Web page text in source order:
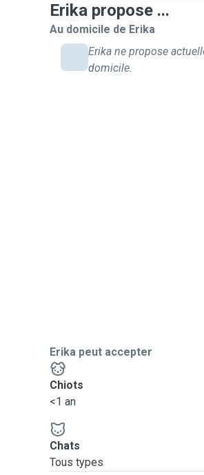
Erika propose ...
Au domicile de Erika
Erika ne propose
domicile.
Erika peut accepter
Chiots
<1 an
Chats
Tous types